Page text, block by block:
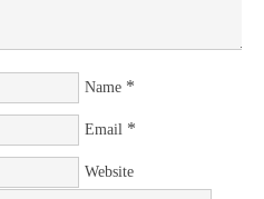
Name *
Email *
Website